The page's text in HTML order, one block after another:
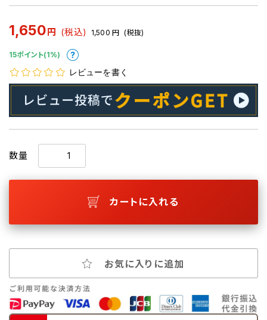
1,650 円 (税込) 1,500 円 (税抜)
15ポイント(1%)
レビューを書く
数量
カートに入れる
お気に入りに追加